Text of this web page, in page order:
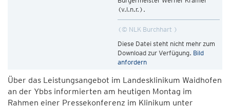
(v.l.n.r.).
© NLK Burchhart
Diese Datei steht nicht mehr zum
Download zur Verfügung. Bild
anfordern
Über das Leistungsangebot im Landesklinikum Waidhofen
an der Ybbs informierten am heutigen Montag im
Rahmen einer Pressekonferenz im Klinikum unter